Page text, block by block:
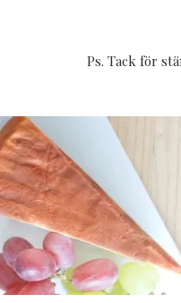
Ps. Tack för